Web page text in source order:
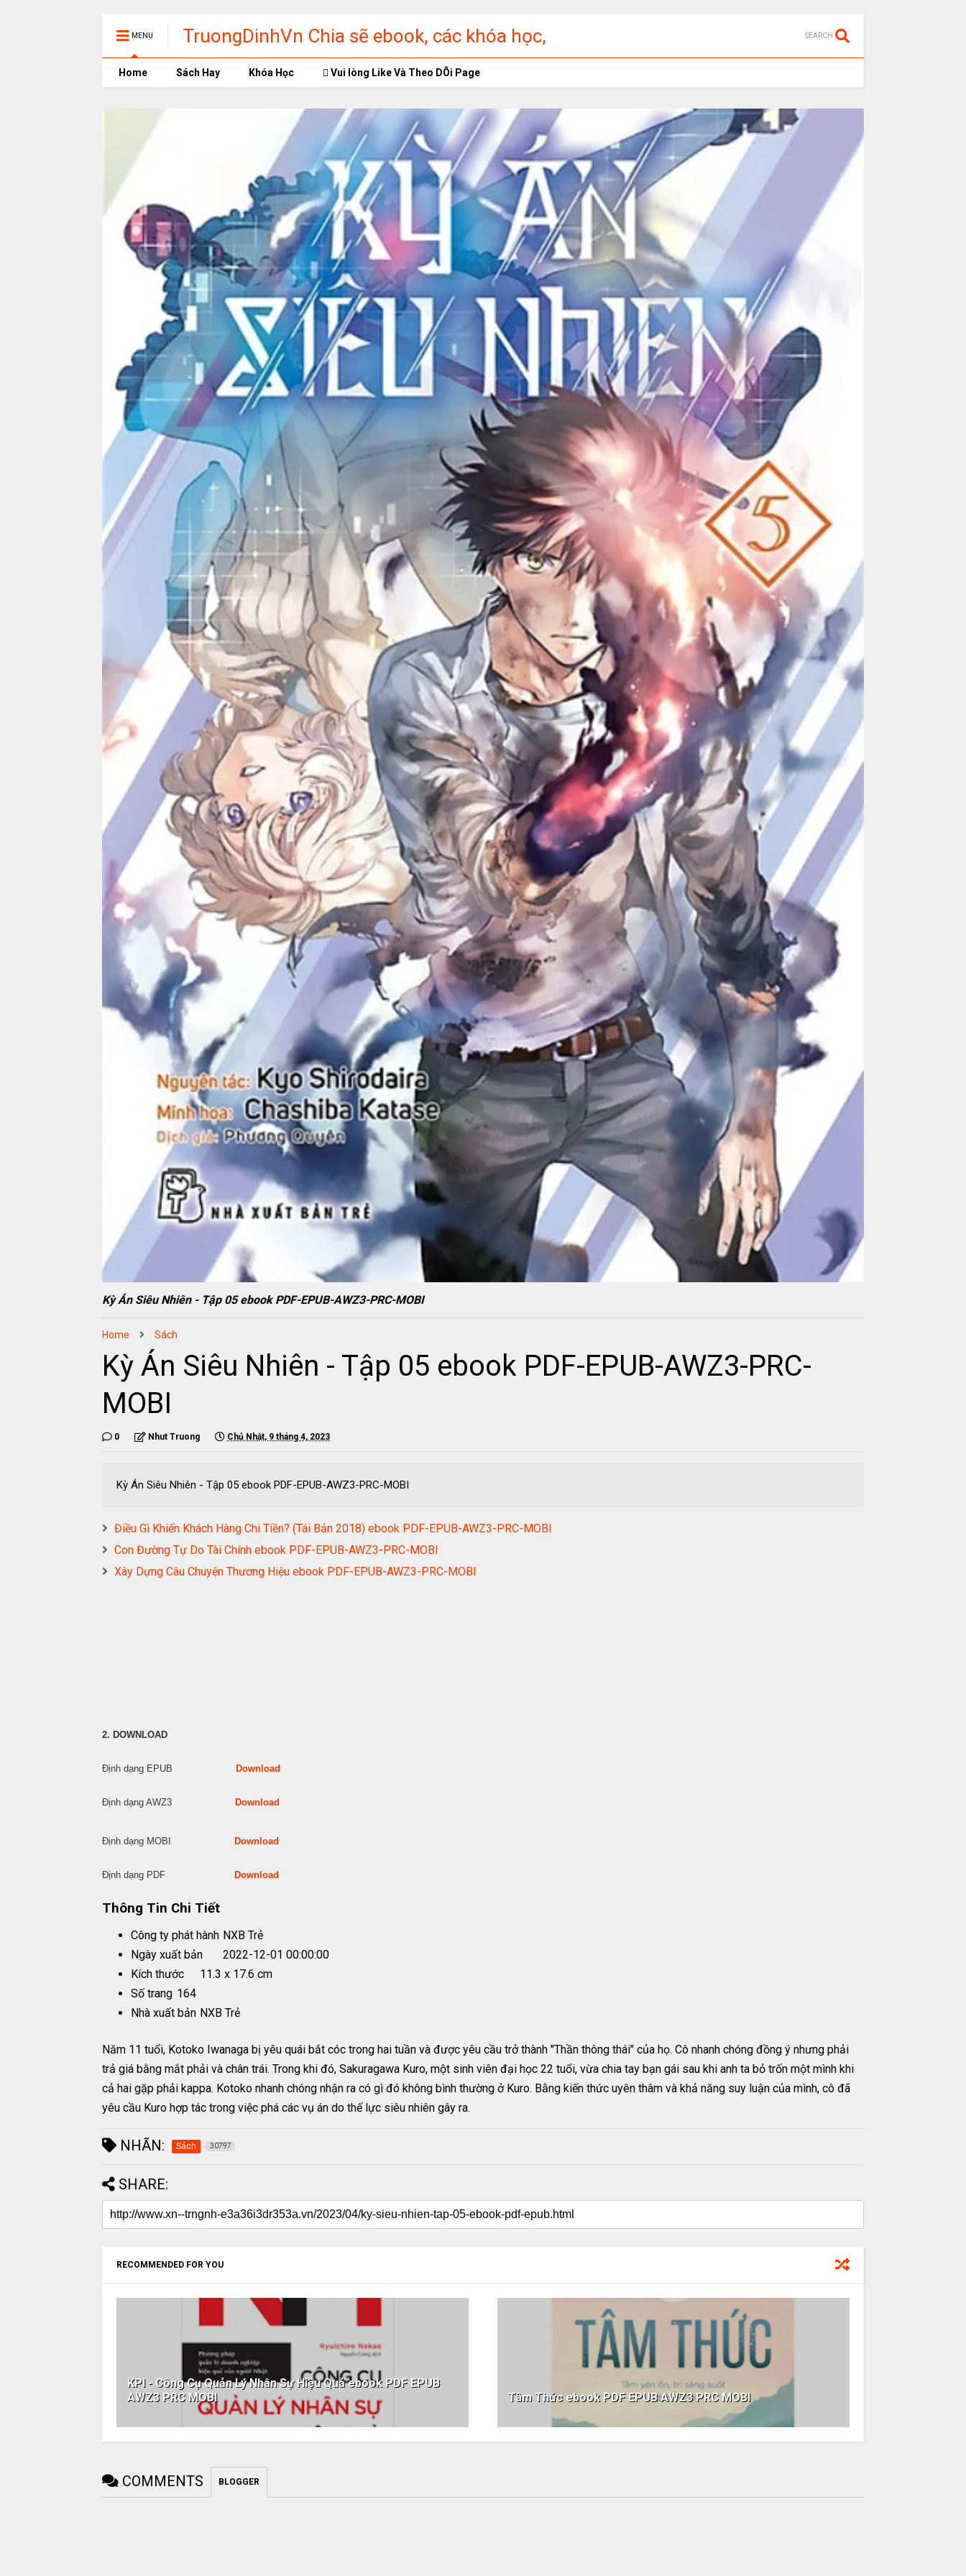
MENU
TruongDinhVn Chia sẽ ebook, các khóa học,
phần mềm học tập miễn phí
SEARCH
Home Sách Hay Khóa Học Vui lòng Like Và Theo DÕi Page
Kỳ Án Siêu Nhiên - Tập 05 ebook PDF-EPUB-AWZ3-PRC-MOBI
Home Sách
Kỳ Án Siêu Nhiên - Tập 05 ebook PDF-EPUB-AWZ3-PRC-
MOBI
0 Nhut Truong Chủ Nhật, 9 tháng 4, 2023
Kỳ Án Siêu Nhiên - Tập 05 ebook PDF-EPUB-AWZ3-PRC-MOBI
Điều Gì Khiến Khách Hàng Chi Tiền? (Tái Bản 2018) ebook PDF-EPUB-AWZ3-PRC-MOBI
Con Đường Tự Do Tài Chính ebook PDF-EPUB-AWZ3-PRC-MOBI
Xây Dựng Câu Chuyện Thương Hiệu ebook PDF-EPUB-AWZ3-PRC-MOBI
2. DOWNLOAD
Định dạng EPUB Download
Định dạng AWZ3 Download
Định dạng MOBI Download
Định dạng PDF Download
Thông Tin Chi Tiết
Công ty phát hành NXB Trẻ
Ngày xuất bản
2022-12-01 00:00:00
Kích thước
11.3 x 17.6 cm
Số trang 164
Nhà xuất bản NXB Trẻ
Năm 11 tuổi, Kotoko Iwanaga bị yêu quái bắt cóc trong hai tuần và được yêu cầu trở thành "Thần thông thái" của họ. Cô nhanh chóng đồng ý nhưng phải
trả giá bằng mắt phải và chân trái. Trong khi đó, Sakuragawa Kuro, một sinh viên đại học 22 tuổi, vừa chia tay bạn gái sau khi anh ta bỏ trốn một mình khi
cả hai gặp phải kappa. Kotoko nhanh chóng nhận ra có gì đó không bình thường ở Kuro. Bằng kiến thức uyên thâm và khả năng suy luận của mình, cô đã
yêu cầu Kuro hợp tác trong việc phá các vụ án do thế lực siêu nhiên gây ra.
NHÃN: Sách 30797
SHARE:
RECOMMENDED FOR YOU
KPI - Công Cụ Quản Lý Nhân Sự Hiệu Quả ebook PDF EPUB
AWZ3 PRC MOBI
Tâm Thức ebook PDF EPUB AWZ3 PRC MOBI
COMMENTS BLOGGER